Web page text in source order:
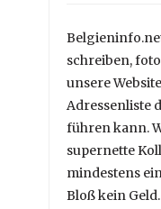
schreiben,
unsere
Adressenliste
führen kann.
supernette
mindestens
Bloß kein